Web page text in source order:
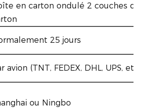
en carton ondulé 2 couches
25 jours
avion (TNT, FEDEX, DHL, UPS,
ou Ningbo